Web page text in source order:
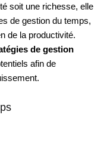
soit une richesse, elle
de gestion du temps,
de la productivité.
de gestion
afin de